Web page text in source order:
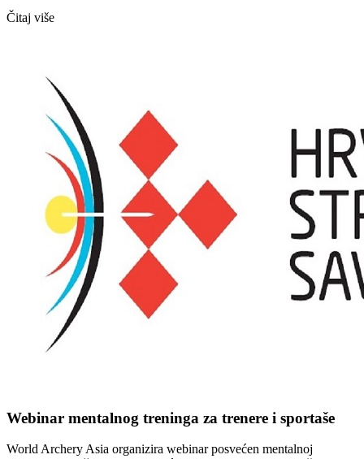
Čitaj više
Webinar mentalnog treninga za trenere i sportaše
World Archery Asia organizira webinar posvećen mentalnoj